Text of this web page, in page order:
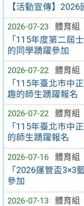
【活動宣傳】
2026-07-23
體育組
「115年度第二屆
的同學踴躍參加
2026-07-22
體育組
「115年臺北市中
趣的師生踴躍報名
2026-07-22
體育組
「115年臺北市中
的師生踴躍報名
2026-07-16
體育組
「2026運管盃3×3
參加
2026-07-13
體育組